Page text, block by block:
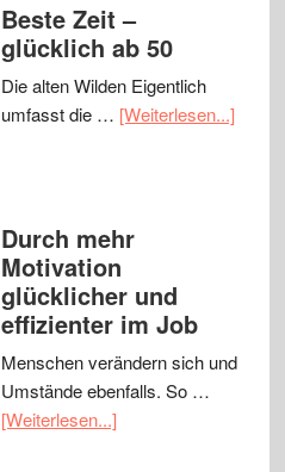
Beste Zeit –
glücklich ab 50
Die alten Wilden Eigentlich
umfasst die … [Weiterlesen...]
Durch mehr
Motivation
glücklicher und
effizienter im Job
Menschen verändern sich und
Umstände ebenfalls. So …
[Weiterlesen...]